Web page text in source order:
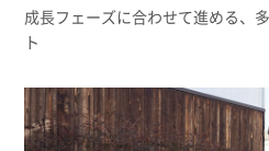
成長フェーズに合わせて進める、
ト